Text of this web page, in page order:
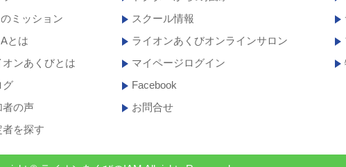
ミッション
とは
オンあくびとは
グ
者の声
者を探す
スクール情報
ライオンあくびオンラインサロン
マイページログイン
Facebook
お問合せ